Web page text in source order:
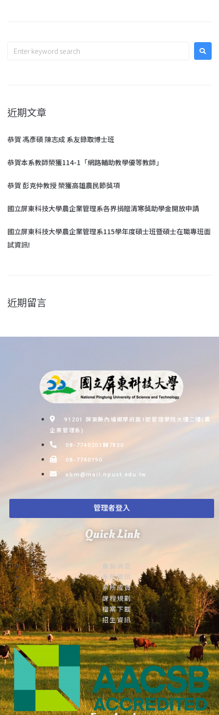
近期文章
恭賀 馮彥碩 陳志成 系友錄取博士班
恭賀本系教師榮獲114-1「網路輔助教學優等教師」
恭賀 彭克仲教授 榮獲高雄農民節獎項
國立屏東科技大學農企業管理系各界捐贈清寒獎助學金開放申請
國立屏東科技大學農企業管理系115學年度碩士班暨碩士在職專班面
試資訊!
近期留言
91201 屏東縣內埔鄉學府路1號管理學院大樓二樓(農
企業管理系)
08-7740201轉7830
08-7740190
abm@mail.npust.edu.tw
管理者登入
Quick Link
最新消息
系所資訊
系所成員
課程規劃
檔案下載
招生資訊